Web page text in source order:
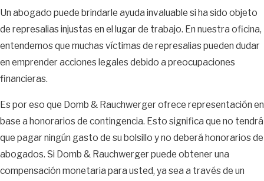
participó y la acción laboral adversa para satisfacer el tercer
elemento de un reclamo de represalias.
Por ejemplo, si se quejo de discriminación de género en el
trabajo y lo degradaron al día siguiente, es razonable suponer
que la degradación fue en respuesta a su queja.
Hay muchas pruebas de diferentes tipos que se pueden utilizar
para demostrar la conexión entre una actividad protegida y una
acción adversa, como, por ejemplo:
Proximidad temporal
Un abogado puede brindarle ayuda invaluable si ha sido objeto
de represalias injustas en el lugar de trabajo. En nuestra oficina,
entendemos que muchas víctimas de represalias pueden dudar
en emprender acciones legales debido a preocupaciones
financieras.
Es por eso que Domb & Rauchwerger ofrece representación en
base a honorarios de contingencia. Esto significa que no tendrá
que pagar ningún gasto de su bolsillo y no deberá honorarios de
abogados. Si Domb & Rauchwerger puede obtener una
compensación monetaria para usted, ya sea a través de un